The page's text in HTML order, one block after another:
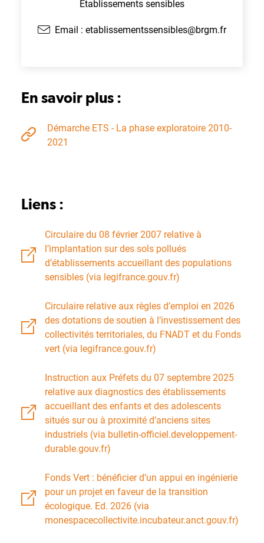
Etablissements sensibles
Email : etablissementssensibles@brgm.fr
En savoir plus :
Démarche ETS - La phase exploratoire 2010-
2021
Liens :
Circulaire du 08 février 2007 relative à
l’implantation sur des sols pollués
d’établissements accueillant des populations
sensibles (via legifrance.gouv.fr)
Circulaire relative aux règles d’emploi en 2026
des dotations de soutien à l’investissement des
collectivités territoriales, du FNADT et du Fonds
vert (via legifrance.gouv.fr)
Instruction aux Préfets du 07 septembre 2025
relative aux diagnostics des établissements
accueillant des enfants et des adolescents
situés sur ou à proximité d’anciens sites
industriels (via bulletin-officiel.developpement-
durable.gouv.fr)
Fonds Vert : bénéficier d’un appui en ingénierie
pour un projet en faveur de la transition
écologique. Ed. 2026 (via
monespacecollectivite.incubateur.anct.gouv.fr)